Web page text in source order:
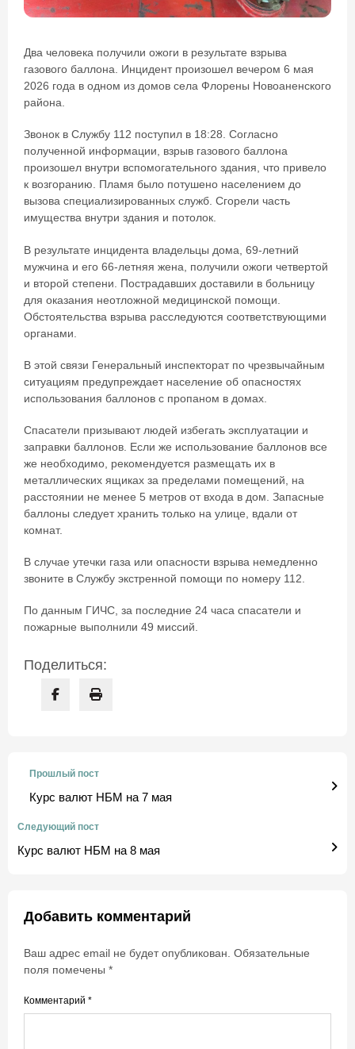
Два человека получили ожоги в результате взрыва
газового баллона. Инцидент произошел вечером 6 мая
2026 года в одном из домов села Флорены Новоаненского
района.
Звонок в Службу 112 поступил в 18:28. Согласно
полученной информации, взрыв газового баллона
произошел внутри вспомогательного здания, что привело
к возгоранию. Пламя было потушено населением до
вызова специализированных служб. Сгорели часть
имущества внутри здания и потолок.
В результате инцидента владельцы дома, 69-летний
мужчина и его 66-летняя жена, получили ожоги четвертой
и второй степени. Пострадавших доставили в больницу
для оказания неотложной медицинской помощи.
Обстоятельства взрыва расследуются соответствующими
органами.
В этой связи Генеральный инспекторат по чрезвычайным
ситуациям предупреждает население об опасностях
использования баллонов с пропаном в домах.
Спасатели призывают людей избегать эксплуатации и
заправки баллонов. Если же использование баллонов все
же необходимо, рекомендуется размещать их в
металлических ящиках за пределами помещений, на
расстоянии не менее 5 метров от входа в дом. Запасные
баллоны следует хранить только на улице, вдали от
комнат.
В случае утечки газа или опасности взрыва немедленно
звоните в Службу экстренной помощи по номеру 112.
По данным ГИЧС, за последние 24 часа спасатели и
пожарные выполнили 49 миссий.
Поделиться:
Прошлый пост
Курс валют НБМ на 7 мая
Следующий пост
Курс валют НБМ на 8 мая
Добавить комментарий
Ваш адрес email не будет опубликован. Обязательные
поля помечены *
Комментарий *